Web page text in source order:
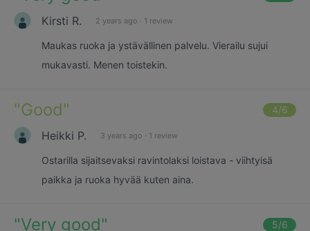
Kirsti R. 2 years ago · 1 review
Maukas ruoka ja ystävällinen palvelu. Vierailu sujui
mukavasti. Menen toistekin.
"Good" 4/6
Heikki P. 3 years ago · 1 review
Ostarilla sijaitsevaksi ravintolaksi loistava - viihtyisä
paikka ja ruoka hyvää kuten aina.
"Very good" 5/6